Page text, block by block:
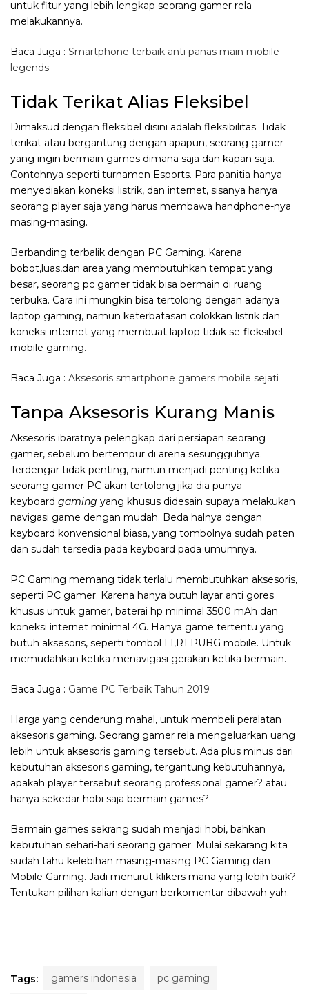
untuk fitur yang lebih lengkap seorang gamer rela
melakukannya.
Baca Juga : Smartphone terbaik anti panas main mobile
legends
Tidak Terikat Alias Fleksibel
Dimaksud dengan fleksibel disini adalah fleksibilitas. Tidak
terikat atau bergantung dengan apapun, seorang gamer
yang ingin bermain games dimana saja dan kapan saja.
Contohnya seperti turnamen Esports. Para panitia hanya
menyediakan koneksi listrik, dan internet, sisanya hanya
seorang player saja yang harus membawa handphone-nya
masing-masing.
Berbanding terbalik dengan PC Gaming. Karena
bobot,luas,dan area yang membutuhkan tempat yang
besar, seorang pc gamer tidak bisa bermain di ruang
terbuka. Cara ini mungkin bisa tertolong dengan adanya
laptop gaming, namun keterbatasan colokkan listrik dan
koneksi internet yang membuat laptop tidak se-fleksibel
mobile gaming.
Baca Juga : Aksesoris smartphone gamers mobile sejati
Tanpa Aksesoris Kurang Manis
Aksesoris ibaratnya pelengkap dari persiapan seorang
gamer, sebelum bertempur di arena sesungguhnya.
Terdengar tidak penting, namun menjadi penting ketika
seorang gamer PC akan tertolong jika dia punya
keyboard gaming yang khusus didesain supaya melakukan
navigasi game dengan mudah. Beda halnya dengan
keyboard konvensional biasa, yang tombolnya sudah paten
dan sudah tersedia pada keyboard pada umumnya.
PC Gaming memang tidak terlalu membutuhkan aksesoris,
seperti PC gamer. Karena hanya butuh layar anti gores
khusus untuk gamer, baterai hp minimal 3500 mAh dan
koneksi internet minimal 4G. Hanya game tertentu yang
butuh aksesoris, seperti tombol L1,R1 PUBG mobile. Untuk
memudahkan ketika menavigasi gerakan ketika bermain.
Baca Juga : Game PC Terbaik Tahun 2019
Harga yang cenderung mahal, untuk membeli peralatan
aksesoris gaming. Seorang gamer rela mengeluarkan uang
lebih untuk aksesoris gaming tersebut. Ada plus minus dari
kebutuhan aksesoris gaming, tergantung kebutuhannya,
apakah player tersebut seorang professional gamer? atau
hanya sekedar hobi saja bermain games?
Bermain games sekrang sudah menjadi hobi, bahkan
kebutuhan sehari-hari seorang gamer. Mulai sekarang kita
sudah tahu kelebihan masing-masing PC Gaming dan
Mobile Gaming. Jadi menurut klikers mana yang lebih baik?
Tentukan pilihan kalian dengan berkomentar dibawah yah.
Tags: gamers indonesia pc gaming